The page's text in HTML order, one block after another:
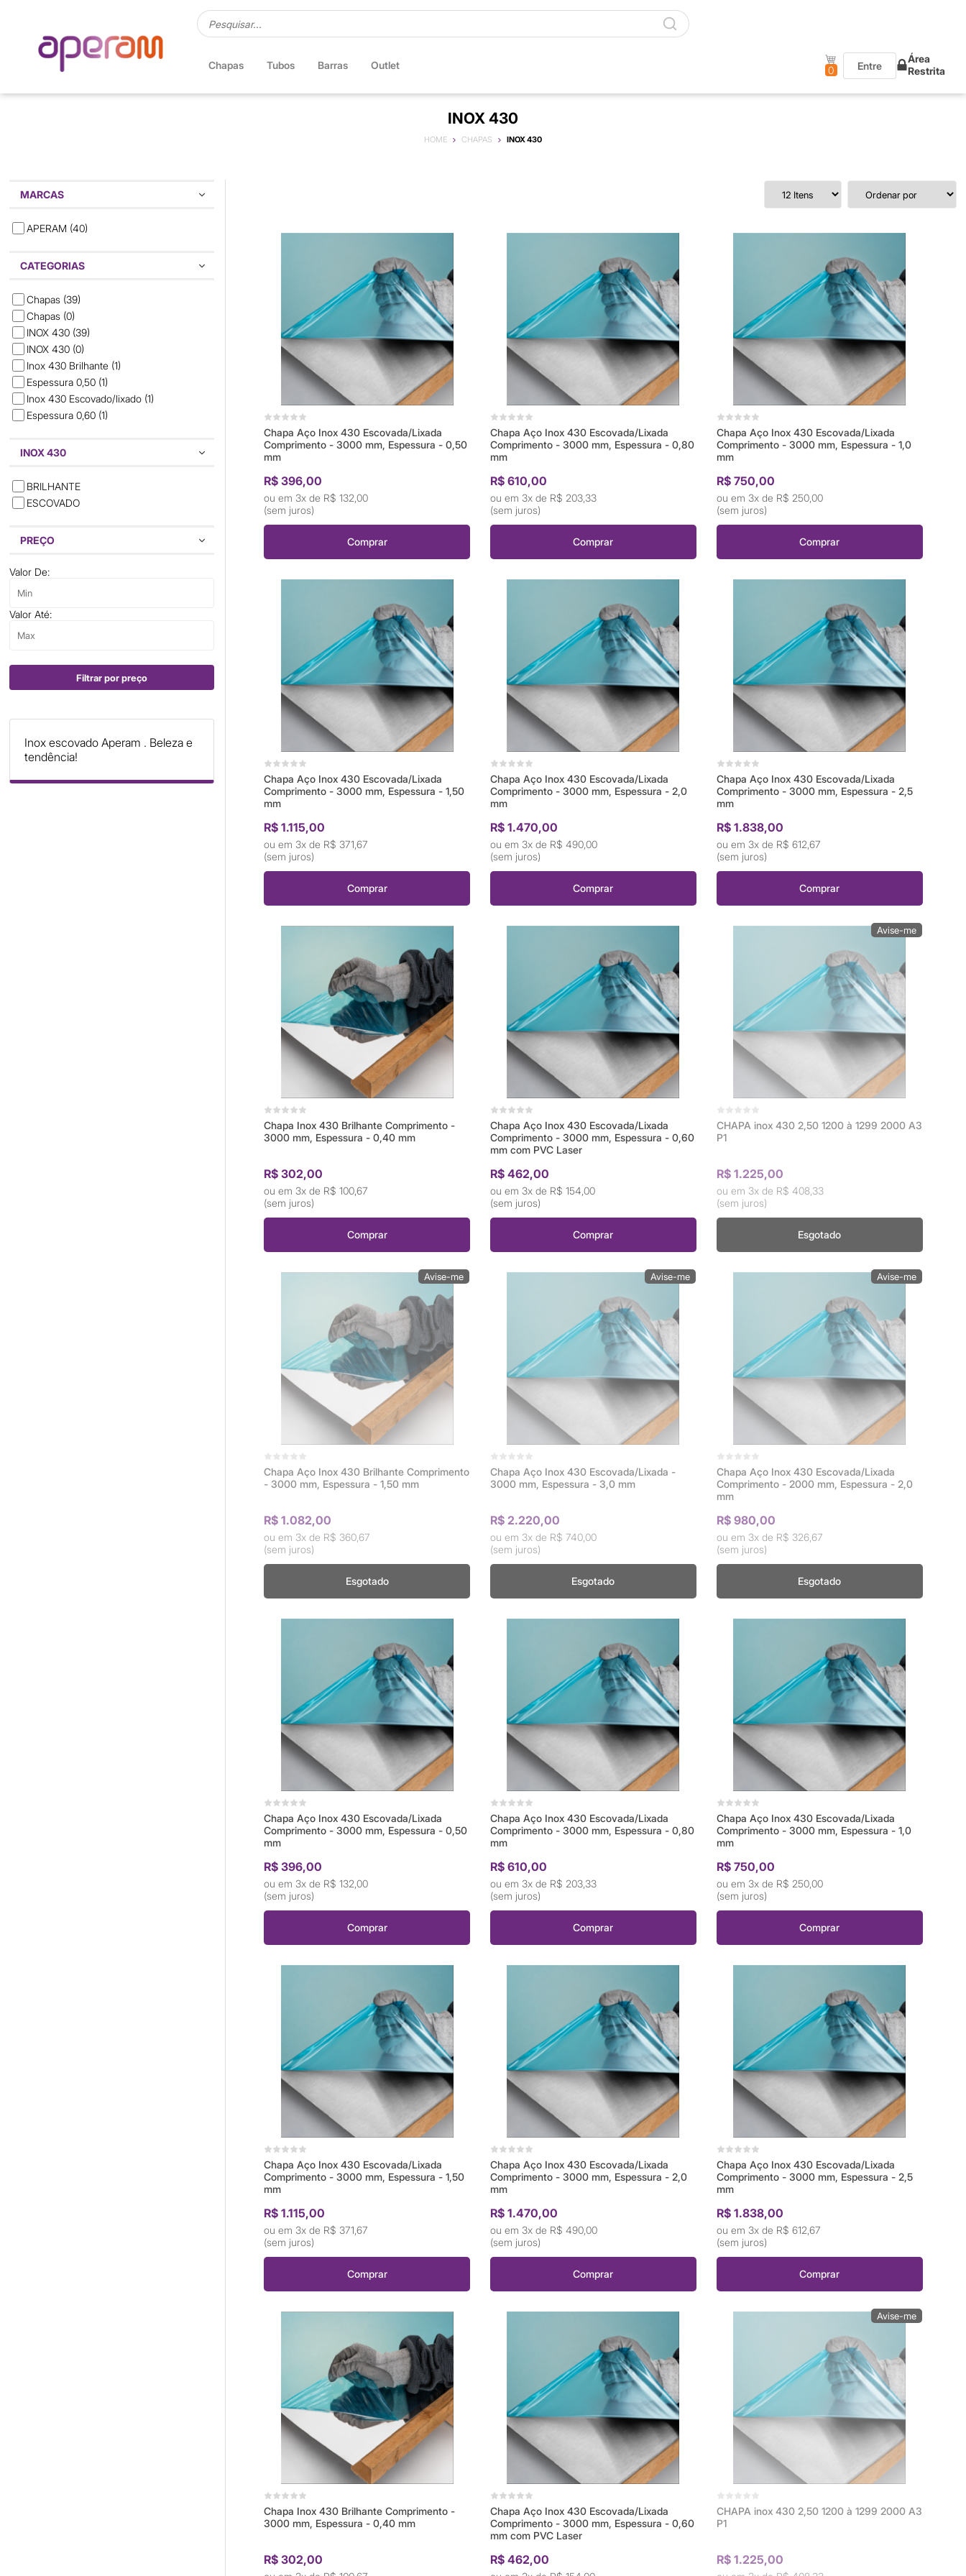
Chapas Tubos Barras Outlet 0 Entre
Área
Restrita
INOX 430
HOME CHAPAS INOX 430
MARCAS
APERAM (40)
CATEGORIAS
Chapas (39)
Chapas (0)
INOX 430 (39)
INOX 430 (0)
Inox 430 Brilhante (1)
Espessura 0,50 (1)
Inox 430 Escovado/lixado (1)
Espessura 0,60 (1)
INOX 430
BRILHANTE
ESCOVADO
PREÇO
Valor De:
Valor Até:
Filtrar por preço
Inox escovado Aperam . Beleza e
tendência!
Chapa Aço Inox 430 Escovada/Lixada
Comprimento - 3000 mm, Espessura - 0,50
mm
R$ 396,00
3x de R$ 132,00
(sem juros)
Comprar
Chapa Aço Inox 430 Escovada/Lixada
Comprimento - 3000 mm, Espessura - 0,80
mm
R$ 610,00
3x de R$ 203,33
(sem juros)
Comprar
Chapa Aço Inox 430 Escovada/Lixada
Comprimento - 3000 mm, Espessura - 1,0
mm
R$ 750,00
3x de R$ 250,00
(sem juros)
Comprar
Chapa Aço Inox 430 Escovada/Lixada
Comprimento - 3000 mm, Espessura - 1,50
mm
R$ 1.115,00
3x de R$ 371,67
(sem juros)
Comprar
Chapa Aço Inox 430 Escovada/Lixada
Comprimento - 3000 mm, Espessura - 2,0
mm
R$ 1.470,00
3x de R$ 490,00
(sem juros)
Comprar
Chapa Aço Inox 430 Escovada/Lixada
Comprimento - 3000 mm, Espessura - 2,5
mm
R$ 1.838,00
3x de R$ 612,67
(sem juros)
Comprar
Chapa Inox 430 Brilhante Comprimento -
3000 mm, Espessura - 0,40 mm
R$ 302,00
3x de R$ 100,67
(sem juros)
Comprar
Chapa Aço Inox 430 Escovada/Lixada
Comprimento - 3000 mm, Espessura - 0,60
mm com PVC Laser
R$ 462,00
3x de R$ 154,00
(sem juros)
Comprar
CHAPA inox 430 2,50 1200 à 1299 2000 A3
P1
R$ 1.225,00
3x de R$ 408,33
(sem juros)
Esgotado
Chapa Aço Inox 430 Brilhante Comprimento
- 3000 mm, Espessura - 1,50 mm
R$ 1.082,00
3x de R$ 360,67
(sem juros)
Esgotado
Chapa Aço Inox 430 Escovada/Lixada -
3000 mm, Espessura - 3,0 mm
R$ 2.220,00
3x de R$ 740,00
(sem juros)
Esgotado
Chapa Aço Inox 430 Escovada/Lixada
Comprimento - 2000 mm, Espessura - 2,0
mm
R$ 980,00
3x de R$ 326,67
(sem juros)
Esgotado
Chapa Aço Inox 430 Escovada/Lixada
Comprimento - 3000 mm, Espessura - 0,50
mm
R$ 396,00
3x de R$ 132,00
(sem juros)
Comprar
Chapa Aço Inox 430 Escovada/Lixada
Comprimento - 3000 mm, Espessura - 0,80
mm
R$ 610,00
3x de R$ 203,33
(sem juros)
Comprar
Chapa Aço Inox 430 Escovada/Lixada
Comprimento - 3000 mm, Espessura - 1,0
mm
R$ 750,00
3x de R$ 250,00
(sem juros)
Comprar
Chapa Aço Inox 430 Escovada/Lixada
Comprimento - 3000 mm, Espessura - 1,50
mm
R$ 1.115,00
3x de R$ 371,67
(sem juros)
Comprar
Chapa Aço Inox 430 Escovada/Lixada
Comprimento - 3000 mm, Espessura - 2,0
mm
R$ 1.470,00
3x de R$ 490,00
(sem juros)
Comprar
Chapa Aço Inox 430 Escovada/Lixada
Comprimento - 3000 mm, Espessura - 2,5
mm
R$ 1.838,00
3x de R$ 612,67
(sem juros)
Comprar
Chapa Inox 430 Brilhante Comprimento -
3000 mm, Espessura - 0,40 mm
R$ 302,00
Chapa Aço Inox 430 Escovada/Lixada
Comprimento - 3000 mm, Espessura - 0,60
mm com PVC Laser
R$ 462,00
CHAPA inox 430 2,50 1200 à 1299 2000 A3
P1
R$ 1.225,00